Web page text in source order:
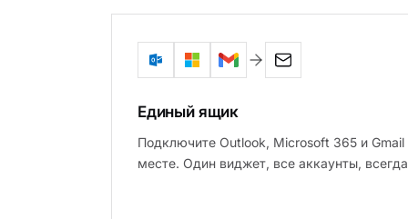
Единый ящик
Подключите Outlook, Microsoft 365 и
месте. Один виджет, все аккаунты,